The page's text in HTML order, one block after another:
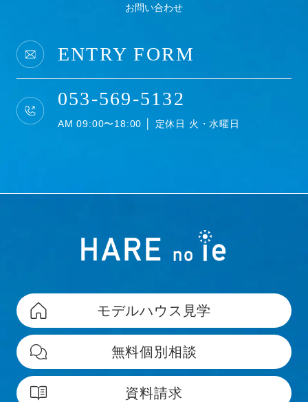
お問い合わせ
ENTRY FORM
053-569-5132
AM 09:00〜18:00 │ 定休日 火・水曜日
モデルハウス見学
無料個別相談
資料請求